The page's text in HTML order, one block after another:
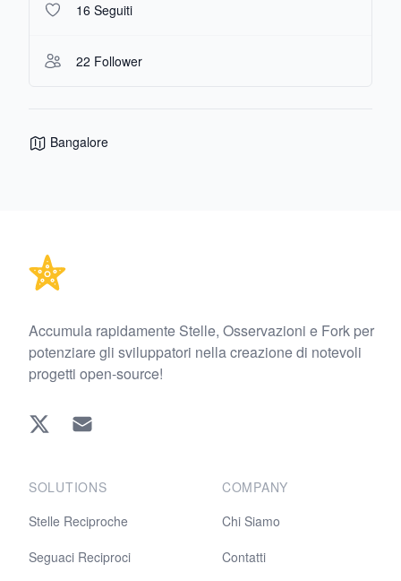
16 Seguiti
22 Follower
Bangalore
Accumula rapidamente Stelle, Osservazioni e Fork per
potenziare gli sviluppatori nella creazione di notevoli
progetti open-source!
Twitter EMAIL
SOLUTIONS
Stelle Reciproche
Seguaci Reciproci
COMPANY
Chi Siamo
Contatti